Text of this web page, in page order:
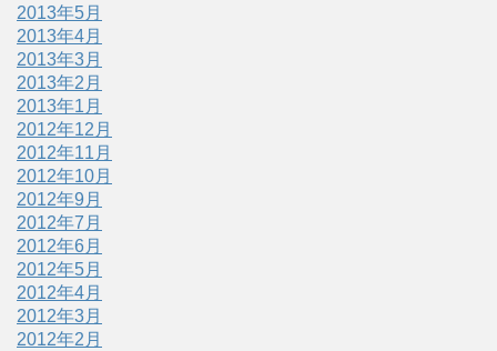
2013年5月
2013年4月
2013年3月
2013年2月
2013年1月
2012年12月
2012年11月
2012年10月
2012年9月
2012年7月
2012年6月
2012年5月
2012年4月
2012年3月
2012年2月